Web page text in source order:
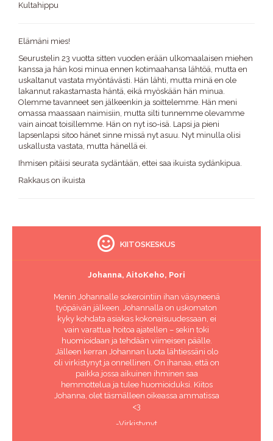
Kultahippu
Elämäni mies!
Seurustelin 23 vuotta sitten vuoden erään ulkomaalaisen miehen
kanssa ja hän kosi minua ennen kotimaahansa lähtöä, mutta en
uskaltanut vastata myöntävästi. Hän lähti, mutta minä en ole
lakannut rakastamasta häntä, eikä myöskään hän minua.
Olemme tavanneet sen jälkeenkin ja soittelemme. Hän meni
omassa maassaan naimisiin, mutta silti tunnemme olevamme
vain ainoat toisillemme. Hän on nyt iso-isä. Lapsi ja pieni
lapsenlapsi sitoo hänet sinne missä nyt asuu. Nyt minulla olisi
uskallusta vastata, mutta hänellä ei.
Ihmisen pitäisi seurata sydäntään, ettei saa ikuista sydänkipua.
Rakkaus on ikuista
KIITOSKESKUS
Johanna, AitoKeho, Pori
Menin Johannalle sokerointiin ihan väsyneenä
työpäivän jälkeen. Johannalla on uskomaton
kyky kohdata asiakas kokonaisuudessaan, ei
vain varattua hoitoa ajatellen – sekin toki
huomioidaan ja tehdään viimeisen päälle.
Jälleen kerran Johannan luota lähtiessäni olo
oli virkistynyt ja onnellinen. On ihanaa, että on
paikka jossa aikuinen ihminen saa
hemmottelua ja tulee huomioiduksi. Kiitos
Johanna, olet täsmälleen oikeassa ammatissa
<3
-Virkistynyt